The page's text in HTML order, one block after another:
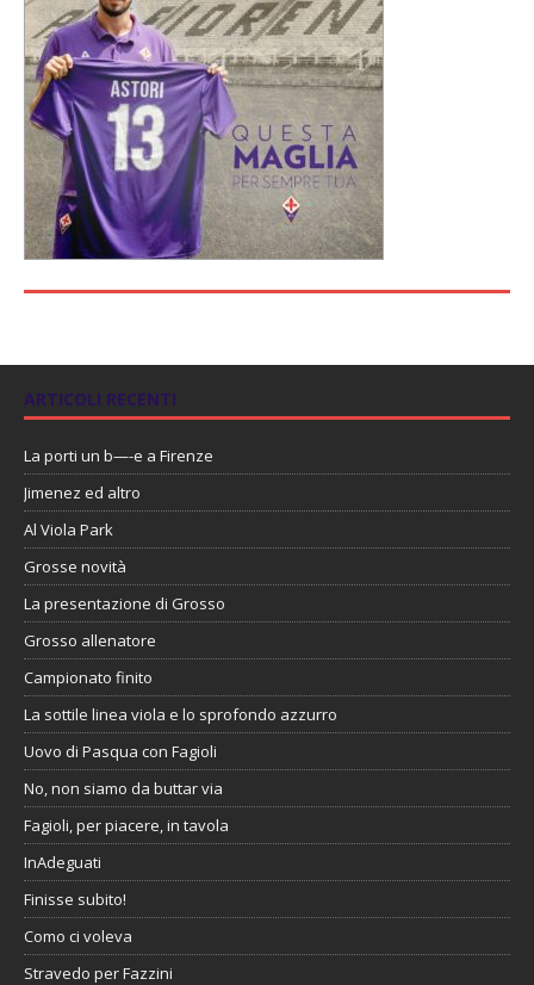
ARTICOLI RECENTI
La porti un b—-e a Firenze
Jimenez ed altro
Al Viola Park
Grosse novità
La presentazione di Grosso
Grosso allenatore
Campionato finito
La sottile linea viola e lo sprofondo azzurro
Uovo di Pasqua con Fagioli
No, non siamo da buttar via
Fagioli, per piacere, in tavola
InAdeguati
Finisse subito!
Como ci voleva
Stravedo per Fazzini